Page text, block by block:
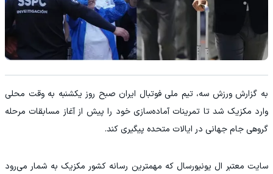
‫به گزارش ورزش سه، تیم ملی فوتبال ایران صبح روز یکشنبه به وقت محلی
وارد مکزیک شد تا تمرینات آماده‌سازی خود را پیش از آغاز مسابقات مرحله
گروهی جام جهانی در ایالات متحده پیگیری کند.
‫سایت معتبر ال یونیورسال که مهمترین رسانه کشور مکزیک به شمار می‌رود